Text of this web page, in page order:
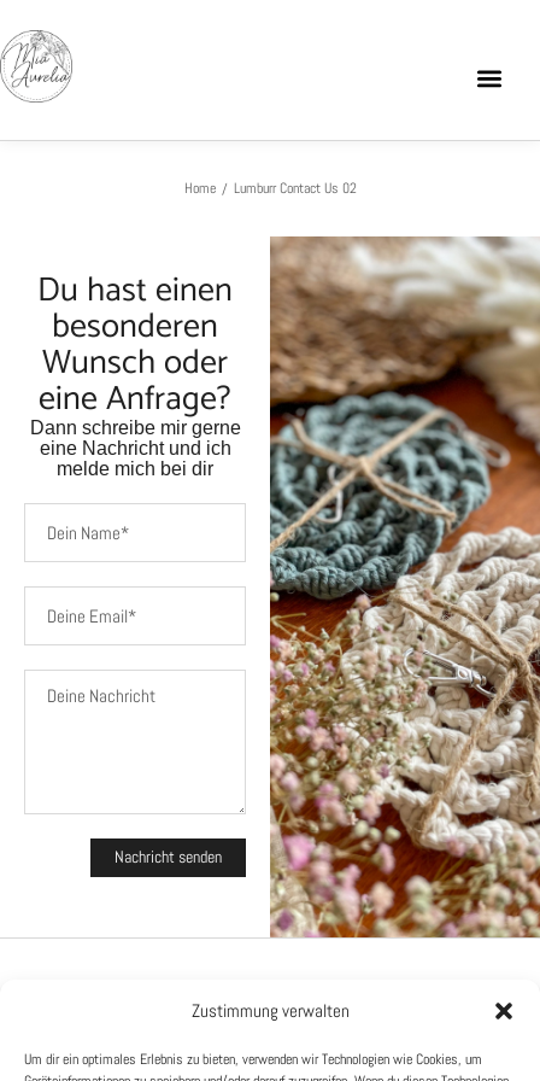
Zustimmung verwalten
Um dir ein optimales Erlebnis zu bieten, verwenden wir Technologien wie Cookies, um
Home / Lumburr Contact Us 02
Du hast einen
besonderen
Wunsch oder
eine Anfrage?
Dann schreibe mir gerne
eine Nachricht und ich
melde mich bei dir